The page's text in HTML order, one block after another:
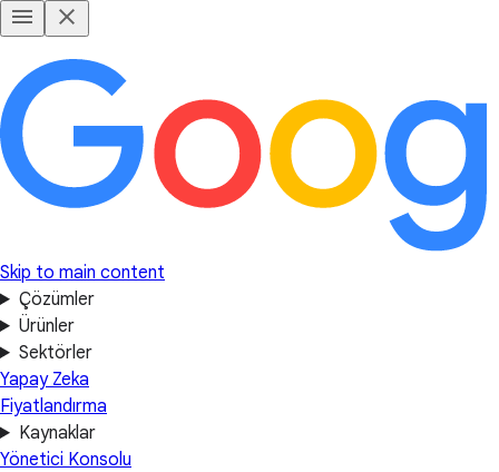
Skip to main content
Çözümler
Ürünler
Sektörler
Yapay Zeka
Fiyatlandırma
Kaynaklar
Yönetici Konsolu